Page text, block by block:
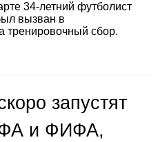
34-летний футболист
вызван в
тренировочный сбор.
запустят
и ФИФА,